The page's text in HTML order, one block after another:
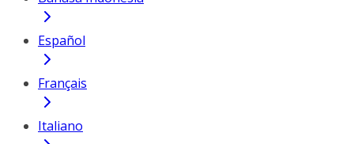
Español
Français
Italiano